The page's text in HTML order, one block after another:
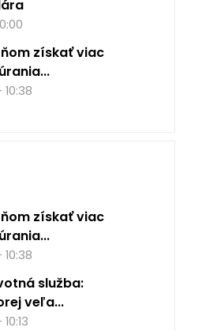
získať viac
získať viac
služba:
veľa...